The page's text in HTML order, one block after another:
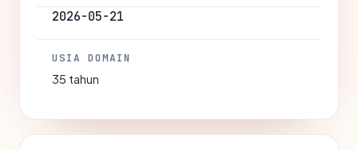
2026-05-21
USIA DOMAIN
35 tahun